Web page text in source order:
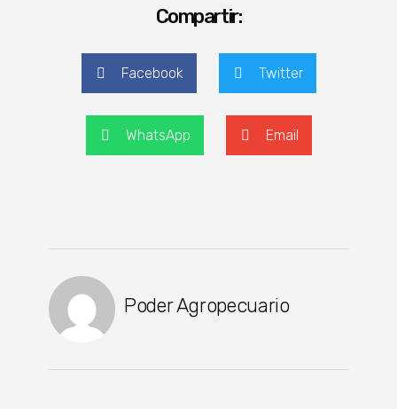
Compartir:
Facebook Twitter
WhatsApp Email
Poder Agropecuario